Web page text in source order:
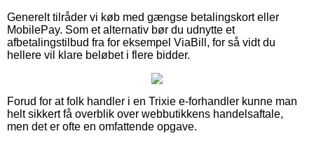
Generelt tilråder vi køb med gængse betalingskort eller
MobilePay. Som et alternativ bør du udnytte et
afbetalingstilbud fra for eksempel ViaBill, for så vidt du
hellere vil klare beløbet i flere bidder.
Forud for at folk handler i en Trixie e-forhandler kunne man
helt sikkert få overblik over webbutikkens handelsaftale,
men det er ofte en omfattende opgave.